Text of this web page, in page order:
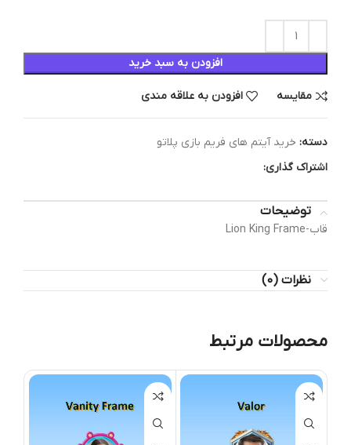
افزودن به سبد خرید
مقایسه افزودن به علاقه مندی
دسته: خرید آیتم های فریم بازی پلاتو
اشتراک گذاری:
توضیحات
قاب-Lion King Frame
نظرات (0)
محصولات مرتبط